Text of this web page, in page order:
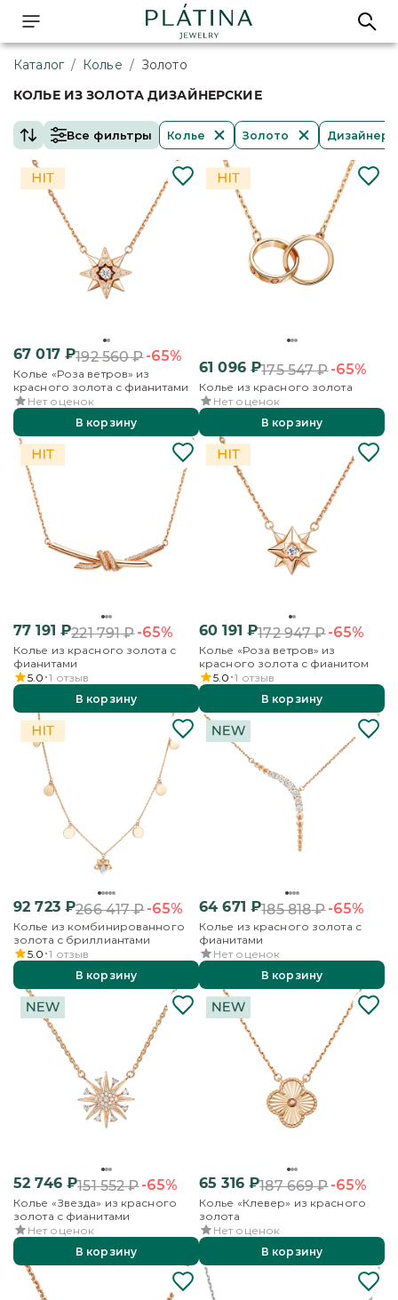
Каталог / Колье / Золото
КОЛЬЕ ИЗ ЗОЛОТА ДИЗАЙНЕРСКИЕ
Все фильтры Колье Золото
67 017₽192 560₽-65%
Колье «Роза ветров» из
красного золота с фианитами
Нет оценок
В корзину
61 096₽175 547₽-65%
Колье из красного золота
Нет оценок
В корзину
77 191 ₽221 791₽-65%
Колье из красного золота с
фианитами
5.0 1 отзыв
В корзину
60 191 ₽172 947₽-65%
Колье «Роза ветров» из
красного золота с фианитом
5.0 1 отзыв
В корзину
92 723₽266 417₽-65%
Колье из комбинированного
золота с бриллиантами
5.0 1 отзыв
В корзину
64 671 ₽185 818₽-65%
Колье из красного золота с
фианитами
Нет оценок
В корзину
52 746₽151 552₽-65%
Колье «Звезда» из красного
золота с фианитами
Нет оценок
В корзину
65 316₽187 669₽-65%
Колье «Клевер» из красного
золота
Нет оценок
В корзину